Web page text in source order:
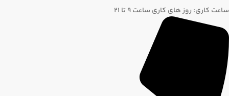
ساعت کاری: روز های کاری ساعت ۹ تا ۲۱